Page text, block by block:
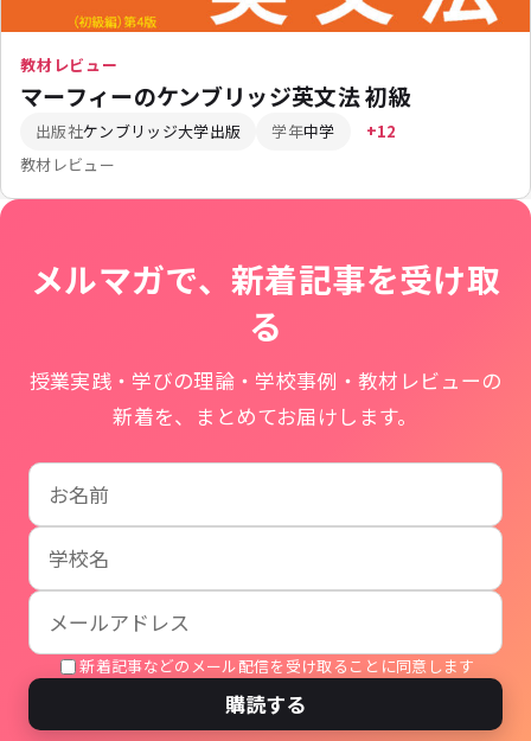
教材レビュー
マーフィーのケンブリッジ英文法 初級
出版社ケンブリッジ大学出版 学年中学 +12
教材レビュー
メルマガで、新着記事を受け取
る
授業実践・学びの理論・学校事例・教材レビューの
新着を、まとめてお届けします。
お名前
学校名
メールアドレス
新着記事などのメール配信を受け取ることに同意します
購読する